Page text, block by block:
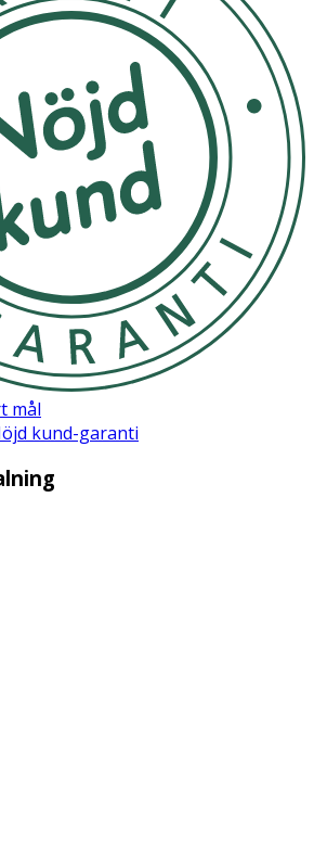
210 ml-markeringen eftersom
när den fryser.
som inte är avsedd att
avstånd från solljus.
mål
kund-garanti